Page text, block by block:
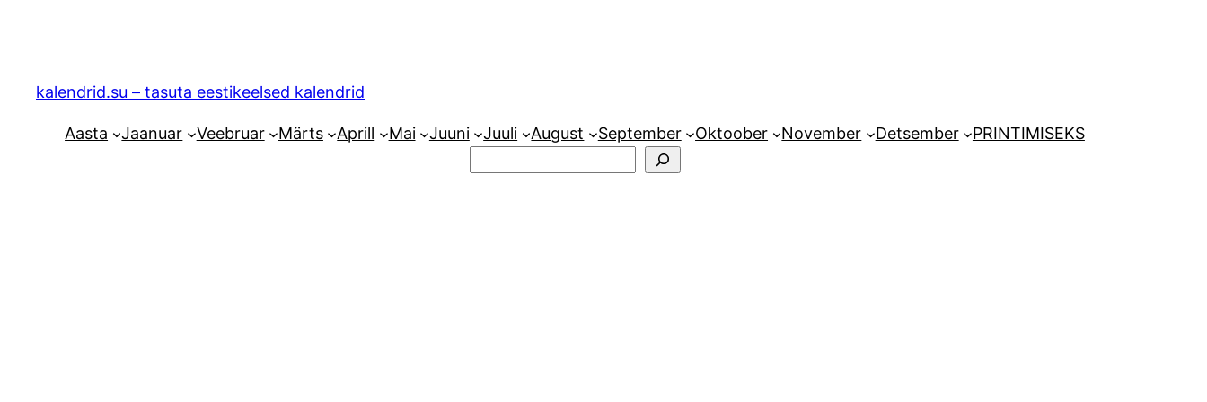
kalendrid.su – tasuta eestikeelsed kalendrid
Aasta Jaanuar Veebruar Märts Aprill Mai Juuni Juuli August September Oktoober November Detsember
PRINTIMISEKS